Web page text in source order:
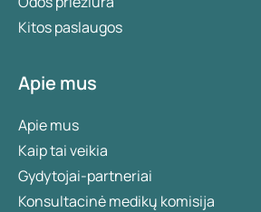
Kitos paslaugos
Apie mus
Apie mus
Kaip tai veikia
Gydytojai-partneriai
Konsultacinė medikų komisija